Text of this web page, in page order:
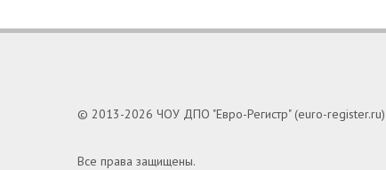
© 2013-2026 ЧОУ ДПО "Евро-Регистр" (euro-register.ru)
Все права защищены.